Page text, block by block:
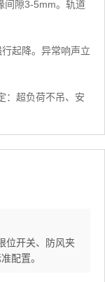
间隙3-5mm。轨道
起降。异常响声立
：超负荷不吊、安
位开关、防风夹
配置。